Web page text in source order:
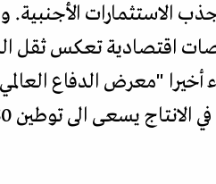
الاستثمارات
اقتصادية تعكس ثقل